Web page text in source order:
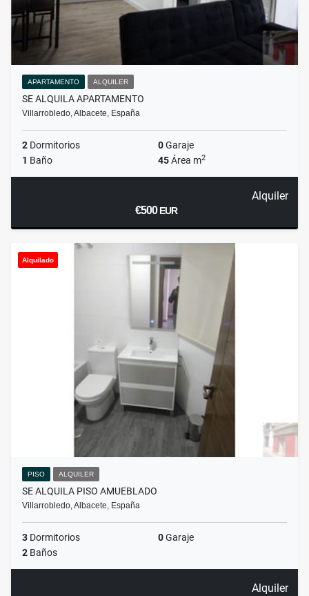
APARTAMENTO ALQUILER
SE ALQUILA APARTAMENTO
Villarrobledo, Albacete, España
2 Dormitorios 0Garaje
1 Baño 45Área m2
Alquiler
€500EUR
Alquilado
PISO ALQUILER
SE ALQUILA PISO AMUEBLADO
Villarrobledo, Albacete, España
3 Dormitorios 0Garaje
2 Baños
Alquiler